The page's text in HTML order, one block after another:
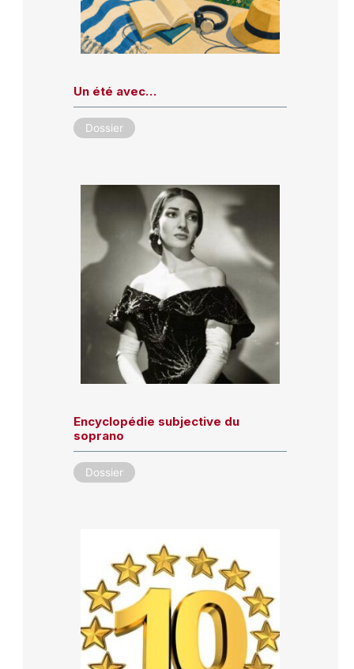
Un été avec…
Dossier
Encyclopédie subjective du
soprano
Dossier